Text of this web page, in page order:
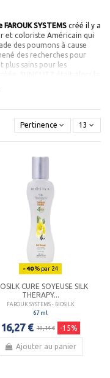
SYSTEMScréé il y a
et coloriste Américain qui
des poumons à cause
des recherches pour
plus sains pour les
pourFAROUK
la coloration, la
sans ammoniaque, a
SYSTEMS
et chercheurs
de
FAROUK SYSTEMS
et les allergies pour les
et la peau qui
biosilk silk therapy est une
de soie.
Pertinence 13
- 40% par 24
CURE SOYEUSE SILK
THERAPY...
FAROUK SYSTEMS - BIOSILK
67 ml
16,27 € 19,14 € -15%
Ajouter au panier